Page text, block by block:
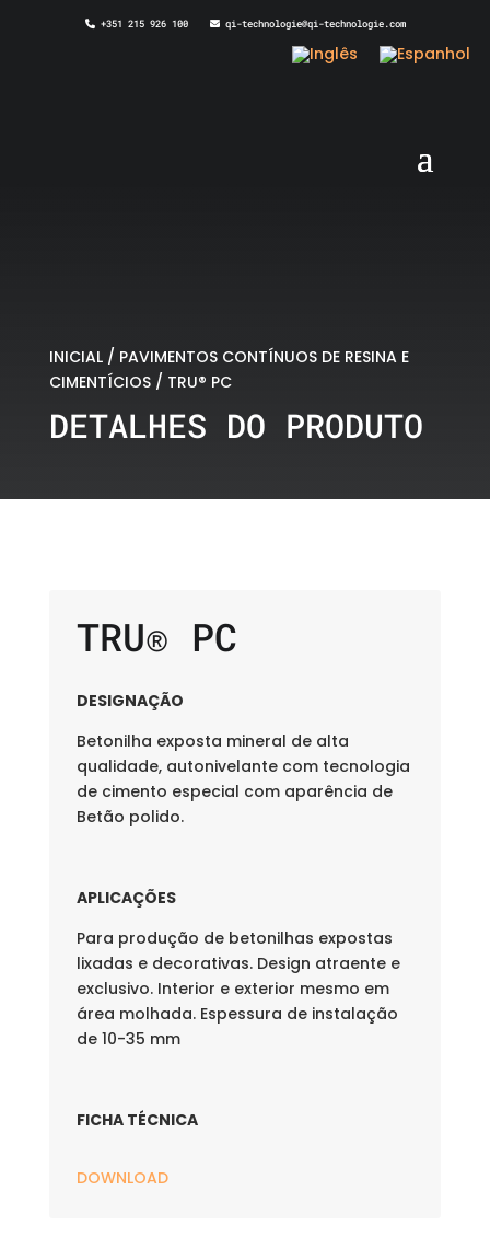
+351 215 926 100 qi-technologie@qi-technologie.com
INICIAL/ PAVIMENTOS CONTÍNUOS DE RESINA E
CIMENTÍCIOS/ TRU® PC
DETALHES DO PRODUTO
TRU® PC
DESIGNAÇÃO
Betonilha exposta mineral de alta
qualidade, autonivelante com tecnologia
de cimento especial com aparência de
Betão polido.
APLICAÇÕES
Para produção de betonilhas expostas
lixadas e decorativas. Design atraente e
exclusivo. Interior e exterior mesmo em
área molhada. Espessura de instalação
de 10-35 mm
FICHA TÉCNICA
DOWNLOAD